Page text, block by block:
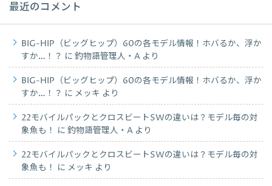
最近のコメント
BIG-HIP（ビッグヒップ）60の各モデル情報！ホバるか、浮か
すか…！？ に 釣物語管理人・A より
BIG-HIP（ビッグヒップ）60の各モデル情報！ホバるか、浮か
すか…！？ に メッキ より
22モバイルパックとクロスビートSWの違いは？モデル毎の対
象魚も！
に 釣物語管理人・A より
22モバイルパックとクロスビートSWの違いは？モデル毎の対
象魚も！
に メッキ より